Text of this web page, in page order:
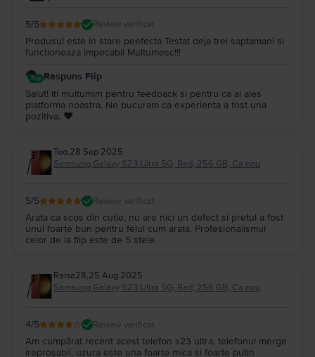
5/5 Review verificat
Produsul este in stare peefecta Testat deja trei saptamani si
functioneaza impecabil Multumesc!!!
Raspuns Flip
Salut! Iti multumim pentru feedback si pentru ca ai ales
platforma noastra. Ne bucuram ca experienta a fost una
pozitiva. ❤️
Teo,28 Sep 2025
Samsung Galaxy S23 Ultra 5G, Red, 256 GB, Ca nou
5/5 Review verificat
Arata ca scos din cutie, nu are nici un defect si pretul a fost
unul foarte bun pentru felul cum arata. Profesionalismul
celor de la flip este de 5 stele.
Raisa28,25 Aug 2025
Samsung Galaxy S23 Ultra 5G, Red, 256 GB, Ca nou
4/5 Review verificat
Am cumpărat recent acest telefon s23 ultra, telefonul merge
ireproșabil, uzura este una foarte mica si foarte putin